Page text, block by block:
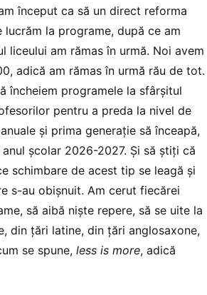
început ca să un direct reforma
la programe, după ce am
liceului am rămas în urmă. Noi avem
adică am rămas în urmă rău de tot.
încheiem programele la sfârșitul
pentru a preda la nivel de
și prima generație să înceapă,
școlar 2026-2027. Și să știți că
schimbare de acest tip se leagă și
s-au obișnuit. Am cerut fiecărei
să aibă niște repere, să se uite la
din țări latine, din țări anglosaxone,
se spune, less is more, adică